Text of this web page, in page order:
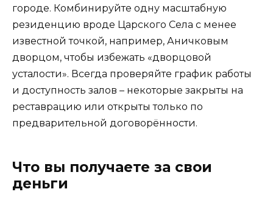
городе. Комбинируйте одну масштабную
резиденцию вроде Царского Села с менее
известной точкой, например, Аничковым
дворцом, чтобы избежать «дворцовой
усталости». Всегда проверяйте график работы
и доступность залов – некоторые закрыты на
реставрацию или открыты только по
предварительной договорённости.
Что вы получаете за свои
деньги